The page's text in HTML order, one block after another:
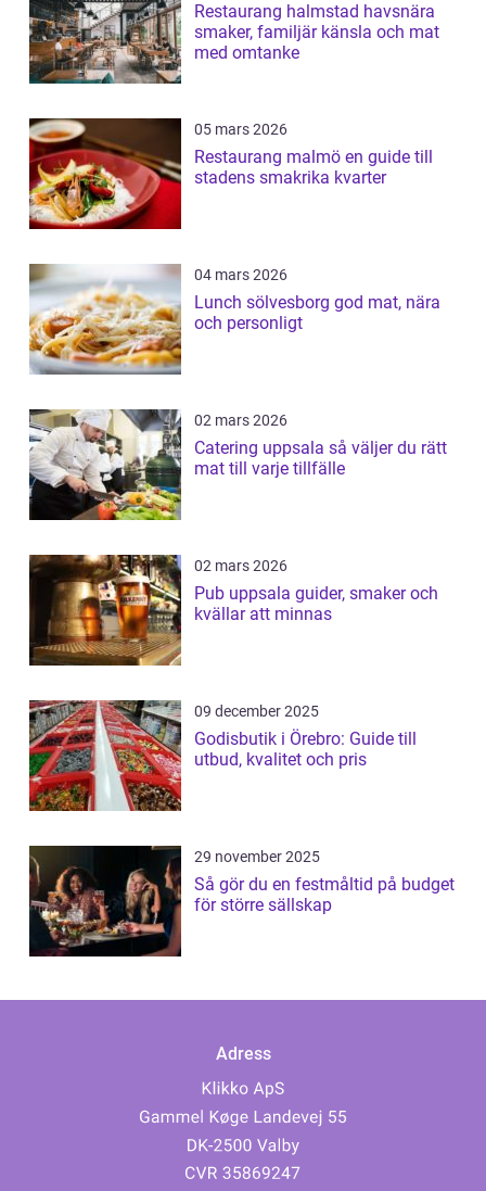
Restaurang halmstad havsnära
smaker, familjär känsla och mat
med omtanke
05 mars 2026
Restaurang malmö en guide till
stadens smakrika kvarter
04 mars 2026
Lunch sölvesborg god mat, nära
och personligt
02 mars 2026
Catering uppsala så väljer du rätt
mat till varje tillfälle
02 mars 2026
Pub uppsala guider, smaker och
kvällar att minnas
09 december 2025
Godisbutik i Örebro: Guide till
utbud, kvalitet och pris
29 november 2025
Så gör du en festmåltid på budget
för större sällskap
Adress